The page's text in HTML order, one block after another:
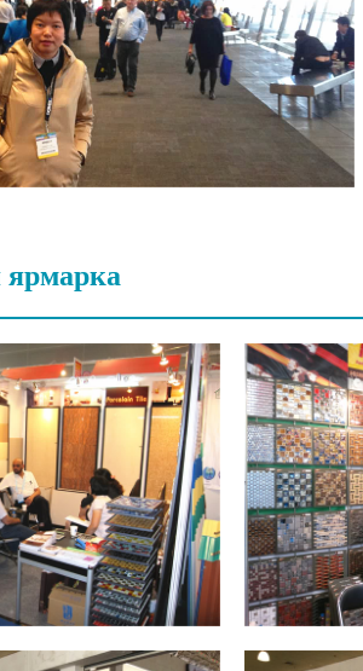
ярмарка